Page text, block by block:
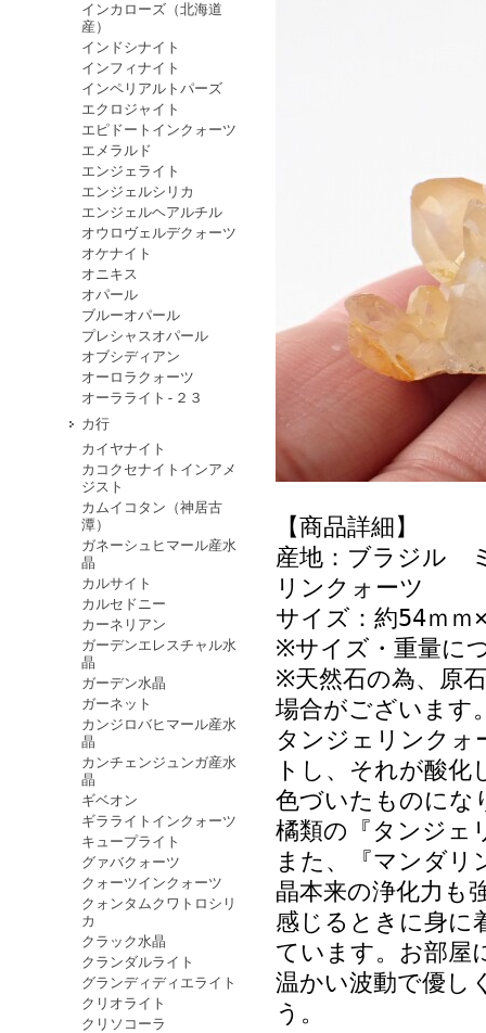
インカローズ（北海道
産）
インドシナイト
インフィナイト
インペリアルトパーズ
エクロジャイト
エピドートインクォーツ
エメラルド
エンジェライト
エンジェルシリカ
エンジェルヘアルチル
オウロヴェルデクォーツ
オケナイト
オニキス
オパール
ブルーオパール
プレシャスオパール
オブシディアン
オーロラクォーツ
オーラライト-２３
カ行
カイヤナイト
カコクセナイトインアメ
ジスト
カムイコタン（神居古
潭）
ガネーシュヒマール産水
晶
カルサイト
カルセドニー
カーネリアン
ガーデンエレスチャル水
晶
ガーデン水晶
ガーネット
カンジロバヒマール産水
晶
カンチェンジュンガ産水
晶
ギベオン
ギラライトインクォーツ
キュープライト
グァバクォーツ
クォーツインクォーツ
クォンタムクワトロシリ
カ
クラック水晶
クランダルライト
グランディディエライト
クリオライト
クリソコーラ
【商品詳細】
産地：ブラジル
リンクォーツ
サイズ：約54ｍ
※サイズ・重量に
※天然石の為、原
場合がございます
タンジェリンクォ
トし、それが酸
色づいたものにな
橘類の『タンジェ
また、『マンダリ
晶本来の浄化力も
感じるときに身に
ています。お部屋
温かい波動で優し
う。